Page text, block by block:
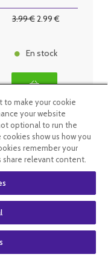
3.99€2.99 €
En stock
to make your cookie
your website
optional to run the
show us how you
remember your
relevant content.